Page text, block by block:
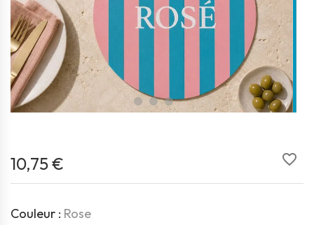
favorite_border
10,75 €
Couleur : Rose